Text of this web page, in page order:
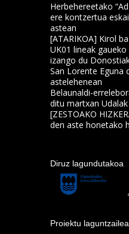
Herbehereetako
ere kontzertua
astean
[ATARIKOA] Kirol
UK01 lineak
izango du
San Lorente Eguna
astelehenean
Belaunaldi-
ditu martxan Udalak
[ZESTOAKO
den aste honetako
Diruz lagundutakoa
Proiektu